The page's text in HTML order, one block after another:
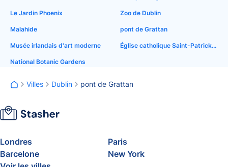
Le Jardin Phoenix
Malahide
Musée irlandais d'art moderne
National Botanic Gardens
Zoo de Dublin
pont de Grattan
Église catholique Saint-Patrick, Soho
Villes Dublin pont de Grattan
Londres
Paris
Barcelone
New York